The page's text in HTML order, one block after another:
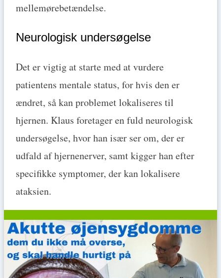
mellemørebetændelse.
Neurologisk undersøgelse
Det er vigtig at starte med at vurdere
patientens mentale status, for hvis den er
ændret, så kan problemet lokaliseres til
hjernen. Klaus foretager en fuld neurologisk
undersøgelse, hvor han især ser om, der er
udfald af hjernenerver, samt kigger han efter
specifikke symptomer, der kan lokalisere
ataksien.